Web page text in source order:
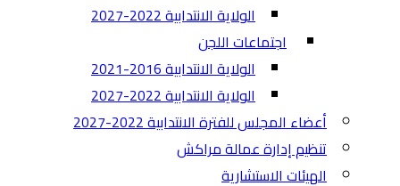
الولاية الانتدابية 2022-2027
اجتماعات اللجن
الولاية الانتدابية 2016-2021
الولاية الانتدابية 2022-2027
أعضاء المجلس للفترة الانتدابية 2022-2027
تنظيم إدارة عمالة مراكش
الهيئات الاستشارية